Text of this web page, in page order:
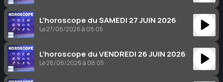
L’horoscope du SAMEDI 27 JUIN 2026
Le 27/06/2026 à 08:05
L’horoscope du VENDREDI 26 JUIN 2026
Le 26/06/2026 à 08:05